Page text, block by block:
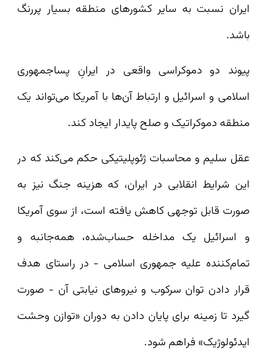
ایران نسبت به سایر کشورهای منطقه بسیار پررنگ
باشد.
پیوند دو دموکراسی واقعی در ایرانِ پساجمهوری
اسلامی و اسرائیل و ارتباط آن‌ها با آمریکا می‌تواند یک
منطقه دموکراتیک و صلح پایدار ایجاد کند.
عقل سلیم و محاسبات ژئوپلیتیکی حکم می‌کند که در
این شرایط انقلابی در ایران، که هزینه جنگ نیز به‌
صورت قابل‌ توجهی کاهش یافته است، از سوی آمریکا
و اسرائیل یک مداخله حساب‌شده، همه‌جانبه و
تمام‌کننده علیه جمهوری اسلامی - در راستای هدف
قرار دادن توان سرکوب و نیروهای نیابتی آن - صورت
گیرد تا زمینه برای پایان دادن به دوران «توازن وحشت
ایدئولوژیک» فراهم شود.